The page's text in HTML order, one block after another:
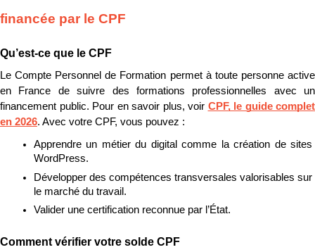
financée par le CPF
Qu’est-ce que le CPF
Le Compte Personnel de Formation permet à toute personne active
en France de suivre des formations professionnelles avec un
financement public. Pour en savoir plus, voir CPF, le guide complet
en 2026. Avec votre CPF, vous pouvez :
Apprendre un métier du digital comme la création de sites
WordPress.
Développer des compétences transversales valorisables sur
le marché du travail.
Valider une certification reconnue par l’État.
Comment vérifier votre solde CPF